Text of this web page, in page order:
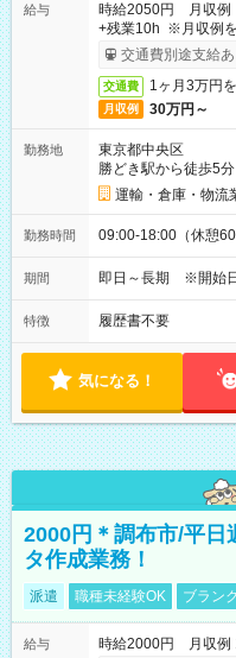
給与
時給2050円 月収例
+残業10h ※月収例
取りサービス利用可
交通費別途支給あ
交通費 1ヶ月3万円
月収例 30万円～
勤務地
東京都中央区
勝どき駅から徒歩5分
運輸・倉庫・物流
勤務時間 09:00-18:00（休憩
期間 即日～長期 ※開始
特徴 履歴書不要
気になる！
2000円＊調布市/平日
タ作成業務！
派遣 職種未経験OK ブラン
給与
時給2000円 月収例